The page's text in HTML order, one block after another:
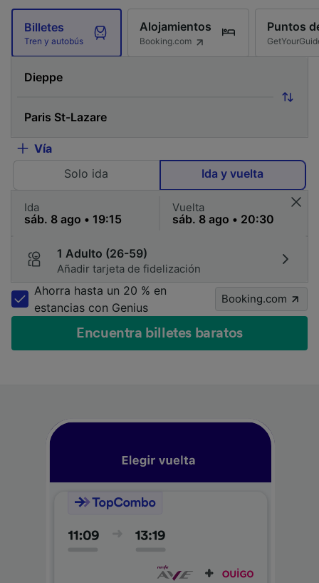
Billetes
Tren y autobús
Alojamientos
Booking.com
Puntos
Vía
Solo ida
Ida y vuelta
Ida Vuelta
1 Adulto (26-59)
Añadir tarjeta de fidelización
Ahorra hasta un 20 % en
estancias con Genius
Booking.com
Encuentra billetes baratos